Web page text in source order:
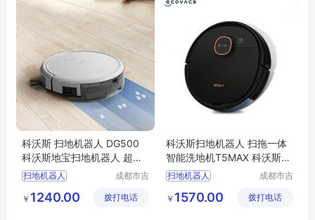
科沃斯 扫地机器人 DG500
科沃斯地宝扫地机器人 超薄
视觉导航 APP智控扫拖一体
扫地机器人
扫地机器人价格
成都市吉
技有限公
￥ 1240.00 拨打电话
科沃斯扫地机器人 扫拖一体
智能洗地机T5MAX 科沃斯扫
地机代理商
扫地机器人
扫地机器人价格
成都市吉
技有限公
￥ 1570.00 拨打电话